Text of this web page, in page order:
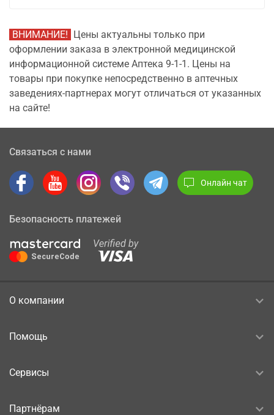
ВНИМАНИЕ! Цены актуальны только при
оформлении заказа в электронной медицинской
информационной системе Аптека 9-1-1. Цены на
товары при покупке непосредственно в аптечных
заведениях-партнерах могут отличаться от указанных
на сайте!
Связаться с нами
Онлайн чат
Безопасность платежей
О компании
Помощь
Сервисы
Партнёрам